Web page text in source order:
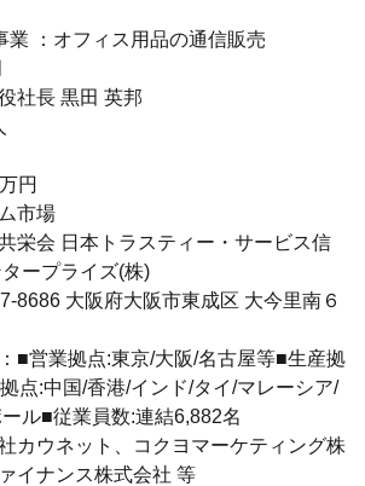
業 ：オフィス用品の通信販売
社長 黒田 英邦
円
市場
栄会 日本トラスティー・サービス信
ープライズ(株)
8686 大阪府大阪市東成区 大今里南６
■営業拠点:東京/大阪/名古屋等■生産拠
点:中国/香港/インド/タイ/マレーシア/
ル■従業員数:連結6,882名
カウネット、コクヨマーケティング株
イナンス株式会社 等